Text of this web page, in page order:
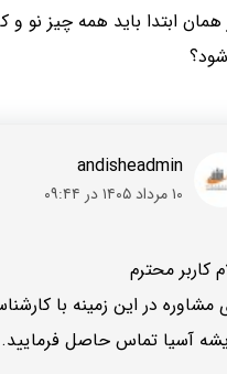
همان ابتدا باید همه چیز نو و
andisheadmin
۱۰ مرداد ۱۴۰۵ در ۰۹:۴۴
کاربر محترم
مشاوره در این زمینه با
آسیا تماس حاصل فرمایید.